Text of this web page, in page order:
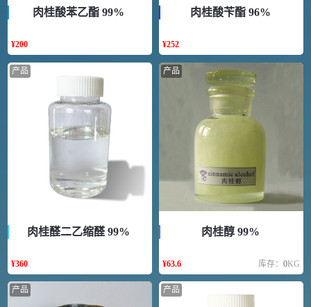
肉桂酸苯乙酯 99%
¥200
肉桂酸苄酯 96%
¥252
产品
肉桂醛二乙缩醛 99%
¥360
产品
肉桂醇 99%
¥63.6 库存：0KG
产品 产品